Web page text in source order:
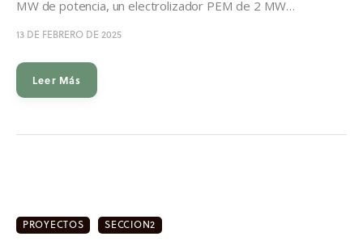
MW de potencia, un electrolizador PEM de 2 MW…
13 DE FEBRERO DE 2025
Leer Más
PROYECTOS SECCION2